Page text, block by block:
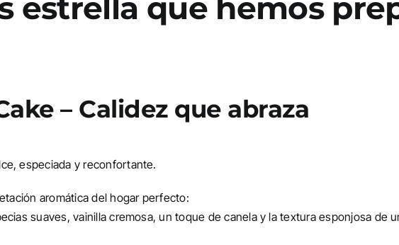
estrella que hemos
– Calidez que abraza
especiada y reconfortante.
aromática del hogar perfecto:
suaves, vainilla cremosa, un toque de canela y la textura esponjosa de